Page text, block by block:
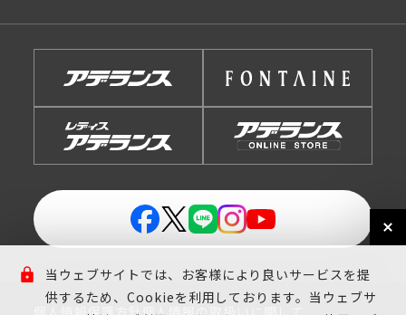
当ウェブサイトでは、お客様により良いサービスを提
供するため、Cookieを利用しております。当ウェブサ